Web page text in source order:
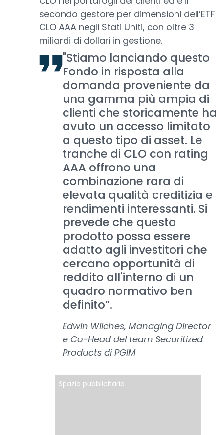
secondo gestore per dimensioni dell’ETF
CLO AAA negli Stati Uniti, con oltre 3
miliardi di dollari in gestione.
"Stiamo lanciando questo
Fondo in risposta alla
domanda proveniente da
una gamma più ampia di
clienti che storicamente ha
avuto un accesso limitato
a questo tipo di asset. Le
tranche di CLO con rating
AAA offrono una
combinazione rara di
elevata qualità creditizia e
rendimenti interessanti. Si
prevede che questo
prodotto possa essere
adatto agli investitori che
cercano opportunità di
reddito all'interno di un
quadro normativo ben
definito”.
Edwin Wilches, Managing Director
e Co-Head del team Securitized
Products di PGIM
Spazio pubblicitario